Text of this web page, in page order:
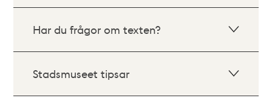
Har du frågor om texten?
Stadsmuseet tipsar